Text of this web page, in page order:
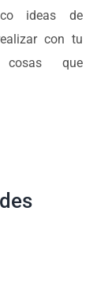
ideas de
con tu
que